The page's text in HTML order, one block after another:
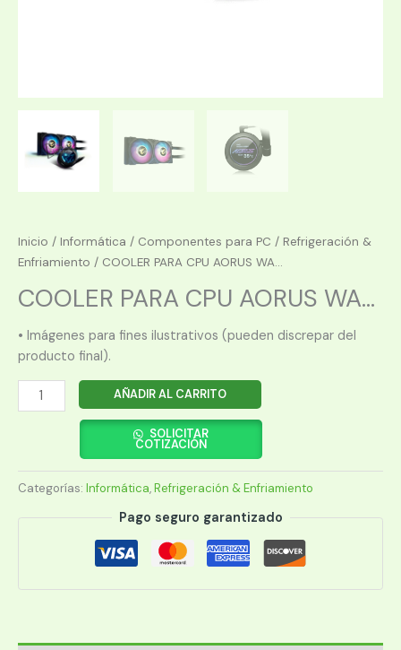
Inicio / Informática / Componentes para PC / Refrigeración &
Enfriamiento / COOLER PARA CPU AORUS WA...
COOLER PARA CPU AORUS WA...
• Imágenes para fines ilustrativos (pueden discrepar del
producto final).
COOLER
PARA
WATERFORCE
X
AÑADIR AL CARRITO
SOLICITAR
COTIZACIÓN
Categorías: Informática,Refrigeración & Enfriamiento
Pago seguro garantizado